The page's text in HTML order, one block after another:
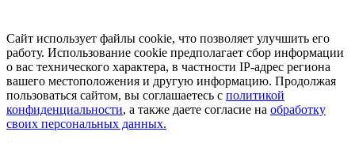
Сайт использует файлы cookie, что позволяет улучшить его
работу. Использование cookie предполагает сбор информации
о вас технического характера, в частности IP-адрес региона
вашего местоположения и другую информацию. Продолжая
пользоваться сайтом, вы соглашаетесь с политикой
конфиденциальности, а также даете согласие на обработку
своих персональных данных.